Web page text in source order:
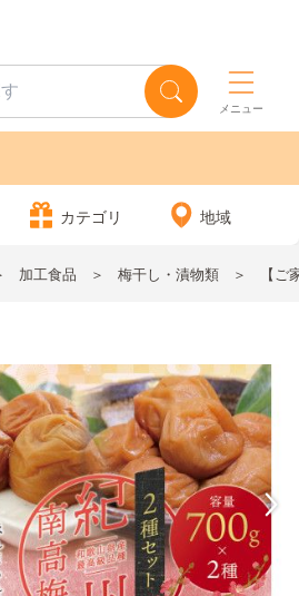
メニュー
カテゴリ 地域
加工食品 梅干し・漬物類 【